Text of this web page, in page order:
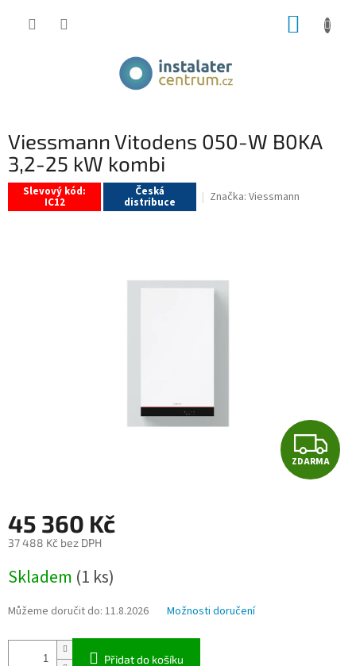
Viessmann Vitodens 050-W B0KA
3,2-25 kW kombi
Slevový kód:
IC12
Česká
distribuce Značka: Viessmann
Z
D
ZDARMA
45 360 Kč
37 488 Kč bez DPH
cena:
Skladem (1 ks)
Můžeme doručit do: 11.8.2026 Možnosti doručení
Přidat do košíku